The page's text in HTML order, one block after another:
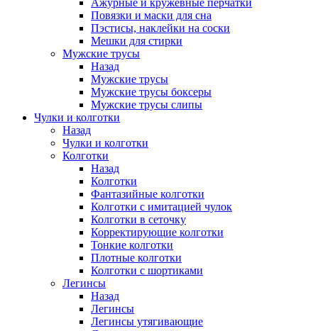
Ажурные и кружевные перчатки
Повязки и маски для сна
Пэстисы, наклейки на соски
Мешки для стирки
Мужские трусы
Назад
Мужские трусы
Мужские трусы боксеры
Мужские трусы слипы
Чулки и колготки
Назад
Чулки и колготки
Колготки
Назад
Колготки
Фантазийные колготки
Колготки с имитацией чулок
Колготки в сеточку
Корректирующие колготки
Тонкие колготки
Плотные колготки
Колготки с шортиками
Легинсы
Назад
Легинсы
Легинсы утягивающие